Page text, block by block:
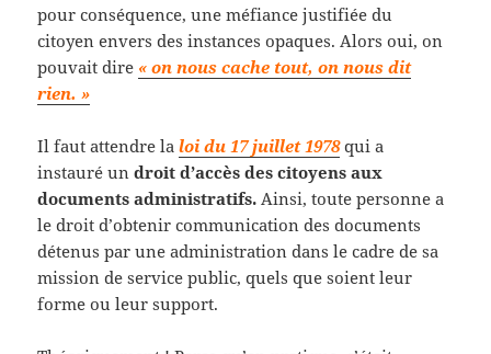
pour conséquence, une méfiance justifiée du
citoyen envers des instances opaques. Alors oui, on
pouvait dire « on nous cache tout, on nous dit
rien. »
Il faut attendre laloi du 17 juillet 1978qui a
instauré undroit d’accès des citoyens aux
documents administratifs. Ainsi, toute personne a
le droit d’obtenir communication des documents
détenus par une administration dans le cadre de sa
mission de service public, quels que soient leur
forme ou leur support.